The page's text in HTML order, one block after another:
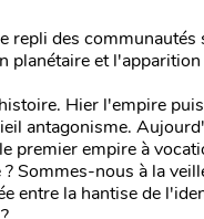
repli des
planétaire et
Hier l'empire
antagonisme.
premier empire à
Sommes-nous à la
entre la hantise de